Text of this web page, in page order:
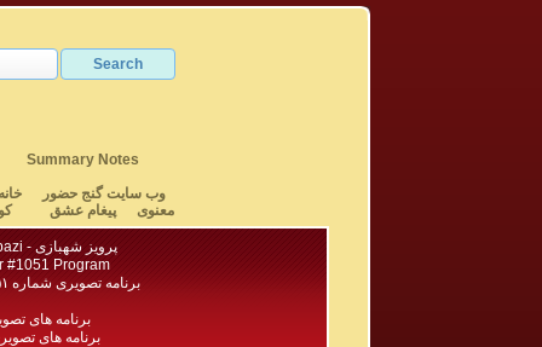
Summary Notes
وب سایت گنج حضور
خانه
معنوی
پیغام عشق
Parviz Shahbazi - پرویز شهبازی
#1051 Program
برنامه تصویری شماره ۱۰۵۱ گنج حضور
برنامه های
برنامه های تصویری ۱۱۰۰ -